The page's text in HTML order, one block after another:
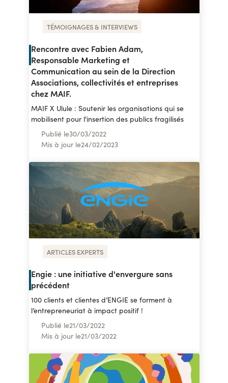
TÉMOIGNAGES & INTERVIEWS
Rencontre avec Fabien Adam,
Responsable Marketing et
Communication au sein de la Direction
Associations, collectivités et entreprises
chez MAIF.
MAIF X Ulule : Soutenir les organisations qui se
mobilisent pour l'insertion des publics fragilisés
Publié le30/03/2022
Mis à jour le24/02/2023
ARTICLES EXPERTS
Engie : une initiative d'envergure sans
précédent
100 clients et clientes d’ENGIE se forment à
l’entrepreneuriat à impact positif !
Publié le21/03/2022
Mis à jour le21/03/2022